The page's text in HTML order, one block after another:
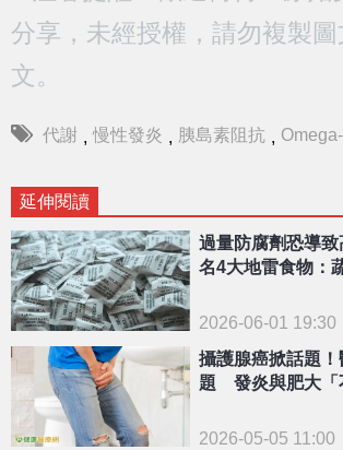
分享，未經授權，請勿複製
文。
代謝 , 慢性發炎 , 胰島素阻抗 ,
延伸閱讀
過量防腐劑恐導
名4大地雷食物：
2026-06-01 19:30
攝護腺癌掀話題
題 發炎與肥大「
2026-05-05 11:00